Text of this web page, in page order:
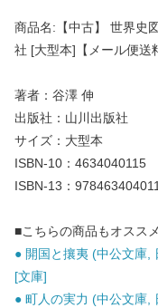
商品名:【中古】 世界史
社 [大型本]【メール便送
著者：谷澤 伸
出版社：山川出版社
サイズ：大型本
ISBN-10：4634040115
ISBN-13：
■こちらの商品もオスス
● 開国と攘夷 (中公文庫,
[文庫]
● 町人の実力 (中公文庫,